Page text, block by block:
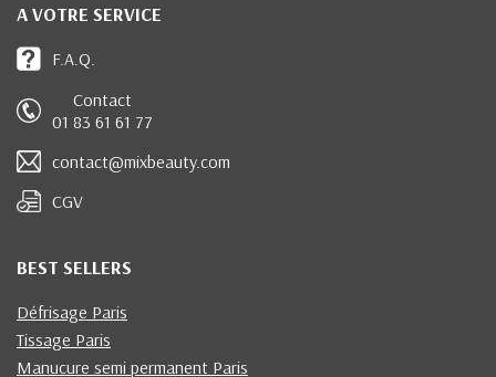
A VOTRE SERVICE
F.A.Q.
Contact
01 83 61 61 77
contact@mixbeauty.com
CGV
BEST SELLERS
Défrisage Paris
Tissage Paris
Manucure semi permanent Paris